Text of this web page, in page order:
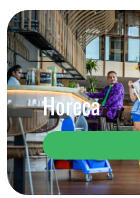
Horeca